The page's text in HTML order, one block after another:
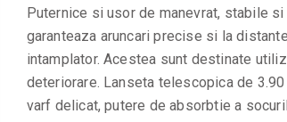
Puternice si usor de manevrat, stabile
garanteaza aruncari precise si la
intamplator. Acestea sunt destinate
deteriorare. Lanseta telescopica de
varf delicat, putere de absorbtie a